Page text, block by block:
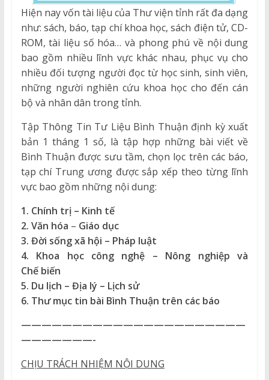
Hiện nay vốn tài liệu của Thư viện tỉnh rất đa dạng
như: sách, báo, tạp chí khoa học, sách điện tử, CD-
ROM, tài liệu số hóa… và phong phú về nội dung
bao gồm nhiều lĩnh vực khác nhau, phục vụ cho
nhiều đối tượng người đọc từ học sinh, sinh viên,
những người nghiên cứu khoa học cho đến cán
bộ và nhân dân trong tỉnh.
Tập Thông Tin Tư Liệu Bình Thuận định kỳ xuất
bản 1 tháng 1 số, là tập hợp những bài viết về
Bình Thuận được sưu tầm, chọn lọc trên các báo,
tạp chí Trung ương được sắp xếp theo từng lĩnh
vực bao gồm những nội dung:
1. Chính trị – Kinh tế
2. Văn hóa – Giáo dục
3. Đời sống xã hội – Pháp luật
4. Khoa học công nghệ – Nông nghiệpvà
Chếbiến
5. Du lịch – Địa lý – Lịch sử
6. Thư mụctin bài Bình Thuận trên các báo
——————————————————————
———————-
CHỊU TRÁCH NHIỆM NỘI DUNG